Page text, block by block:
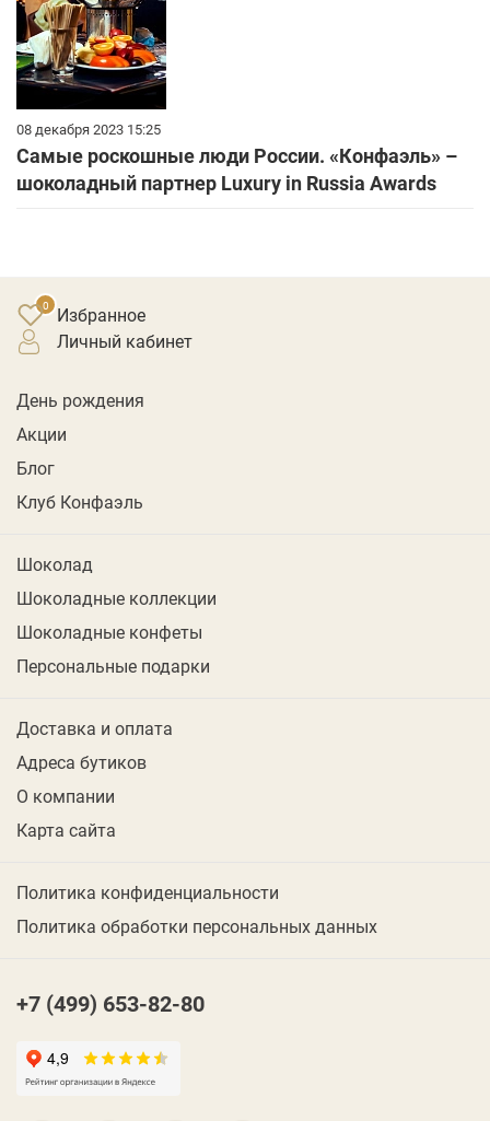
08 декабря 2023 15:25
Самые роскошные люди России. «Конфаэль» –
шоколадный партнер Luxury in Russia Awards
Избранное
личный кабинет
День рождения
Акции
Блог
Клуб Конфаэль
Шоколад
Шоколадные коллекции
Шоколадные конфеты
Персональные подарки
Доставка и оплата
Адреса бутиков
О компании
Карта сайта
Политика конфиденциальности
Политика обработки персональных данных
+7 (499) 653-82-80